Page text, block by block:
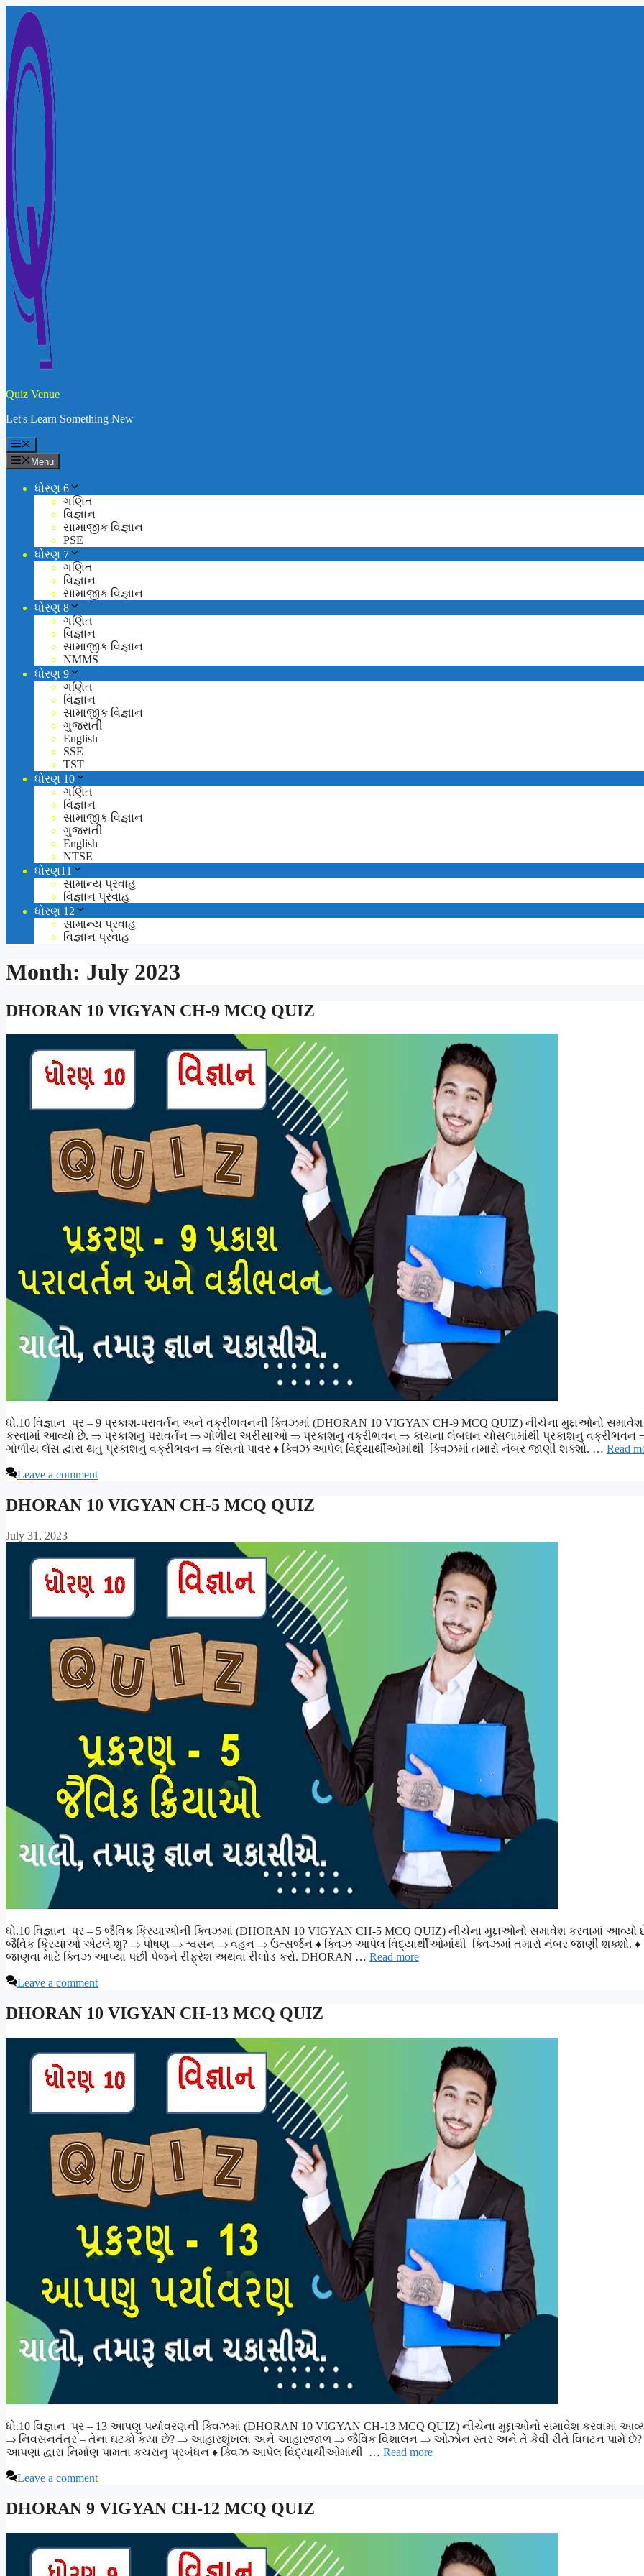
Quiz Venue
Let's Learn Something New
Menu
ધોરણ 6
ગણિત
વિજ્ઞાન
સામાજીક વિજ્ઞાન
PSE
ધોરણ 7
ગણિત
વિજ્ઞાન
સામાજીક વિજ્ઞાન
ધોરણ 8
ગણિત
વિજ્ઞાન
સામાજીક વિજ્ઞાન
NMMS
ધોરણ 9
ગણિત
વિજ્ઞાન
સામાજીક વિજ્ઞાન
ગુજરાતી
English
SSE
TST
ધોરણ 10
ગણિત
વિજ્ઞાન
સામાજીક વિજ્ઞાન
ગુજરાતી
English
NTSE
ધોરણ11
સામાન્ય પ્રવાહ
વિજ્ઞાન પ્રવાહ
ધોરણ 12
સામાન્ય પ્રવાહ
વિજ્ઞાન પ્રવાહ
Month: July 2023
DHORAN 10 VIGYAN CH-9 MCQ QUIZ
ધો.10 વિજ્ઞાન પ્ર – 9 પ્રકાશ-પરાવર્તન અને વક્રીભવનની ક્વિઝમાં (DHORAN 10 VIGYAN CH-9 MCQ QUIZ) નીચેના મુદ્દાઓનો સમાવેશ
કરવામાં આવ્યો છે. ⇒ પ્રકાશનુ પરાવર્તન ⇒ ગોળીય અરીસાઓ ⇒ પ્રકાશનુ વક્રીભવન ⇒ કાચના લંબઘન ચોસલામાંથી પ્રકાશનુ વક્રીભવન
ગોળીય લેંસ દ્વારા થતુ પ્રકાશનુ વક્રીભવન ⇒ લેંસનો પાવર ♦ ક્વિઝ આપેલ વિદ્યાર્થીઓમાંથી ક્વિઝમાં તમારો નંબર જાણી શક્શો. … Read
Leave a comment
DHORAN 10 VIGYAN CH-5 MCQ QUIZ
July 31, 2023
ધો.10 વિજ્ઞાન પ્ર – 5 જૈવિક ક્રિયાઓની ક્વિઝમાં (DHORAN 10 VIGYAN CH-5 MCQ QUIZ) નીચેના મુદ્દાઓનો સમાવેશ કરવામાં આવ્યો
જૈવિક ક્રિયાઓ એટલે શુ? ⇒ પોષણ ⇒ શ્વસન ⇒ વહન ⇒ ઉત્સર્જન ♦ ક્વિઝ આપેલ વિદ્યાર્થીઓમાંથી ક્વિઝમાં તમારો નંબર જાણી શક્શો. ♦
જાણવા માટે ક્વિઝ આપ્યા પછી પેજને રીફ્રેશ અથવા રીલોડ કરો. DHORAN … Read more
Leave a comment
DHORAN 10 VIGYAN CH-13 MCQ QUIZ
ધો.10 વિજ્ઞાન પ્ર – 13 આપણુ પર્યાવરણની ક્વિઝમાં (DHORAN 10 VIGYAN CH-13 MCQ QUIZ) નીચેના મુદ્દાઓનો સમાવેશ કરવામાં
⇒ નિવસનતંત્ર – તેના ઘટકો કયા છે? ⇒ આહારશૃંખલા અને આહારજાળ ⇒ જૈવિક વિશાલન ⇒ ઓઝોન સ્તર અને તે કેવી રીતે વિઘટન પામે
આપણા દ્વારા નિર્માણ પામતા કચરાનુ પ્રબંધન ♦ ક્વિઝ આપેલ વિદ્યાર્થીઓમાંથી … Read more
Leave a comment
DHORAN 9 VIGYAN CH-12 MCQ QUIZ